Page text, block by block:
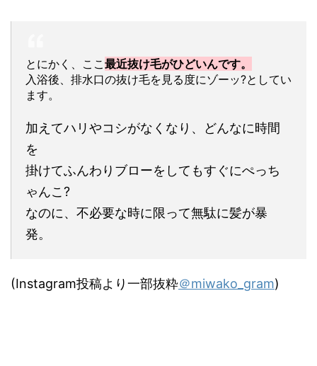
とにかく、ここ最近抜け毛がひどいんです。
入浴後、排水口の抜け毛を見る度にゾーッ?としてい
ます。
加えてハリやコシがなくなり、どんなに時間
を
掛けてふんわりブローをしてもすぐにぺっち
ゃんこ?
なのに、不必要な時に限って無駄に髪が暴
発。
(Instagram投稿より一部抜粋＠miwako_gram)